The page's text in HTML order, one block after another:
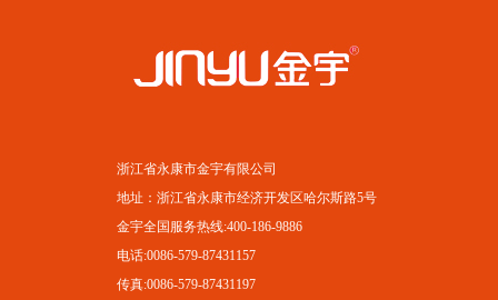
浙江省永康市金宇有限公司
地址：浙江省永康市经济开发区哈尔斯路5号
金宇全国服务热线:400-186-9886
电话:0086-579-87431157
传真:0086-579-87431197